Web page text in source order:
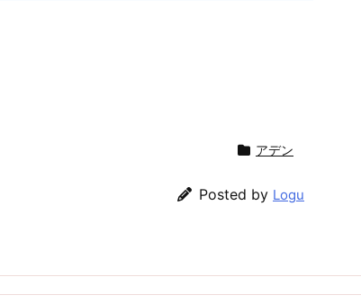
アデン
Posted by Logu